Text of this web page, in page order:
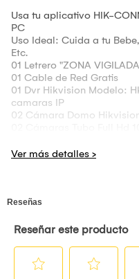
Usa tu aplicativo HIK-
PC
Uso Ideal: Cuida a tu
Etc.
01 Letrero "ZONA
01 Cable de Red Gratis
01 Dvr Hikvision Modelo:
camaras IP
02 Cámara Domo
04 Fuente de Energía 12V
01 Mouse
01 Fuente de Energía Dvr
Diagrama de Instalación